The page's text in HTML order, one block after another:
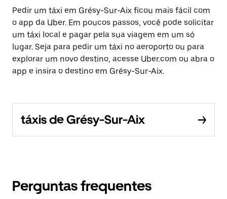
Pedir um táxi em Grésy-Sur-Aix ficou mais fácil com
o app da Uber. Em poucos passos, você pode solicitar
um táxi local e pagar pela sua viagem em um só
lugar. Seja para pedir um táxi no aeroporto ou para
explorar um novo destino, acesse Uber.com ou abra o
app e insira o destino em Grésy-Sur-Aix.
táxis de Grésy-Sur-Aix
Perguntas frequentes